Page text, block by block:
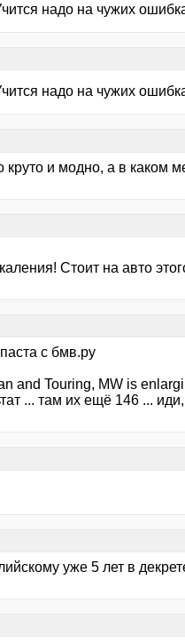
надо на чужих
надо на чужих
и модно, а в каком
Стоит на авто
с бмв.ру
and Touring, MW is
... там их ещё 146 ...
уже 5 лет в